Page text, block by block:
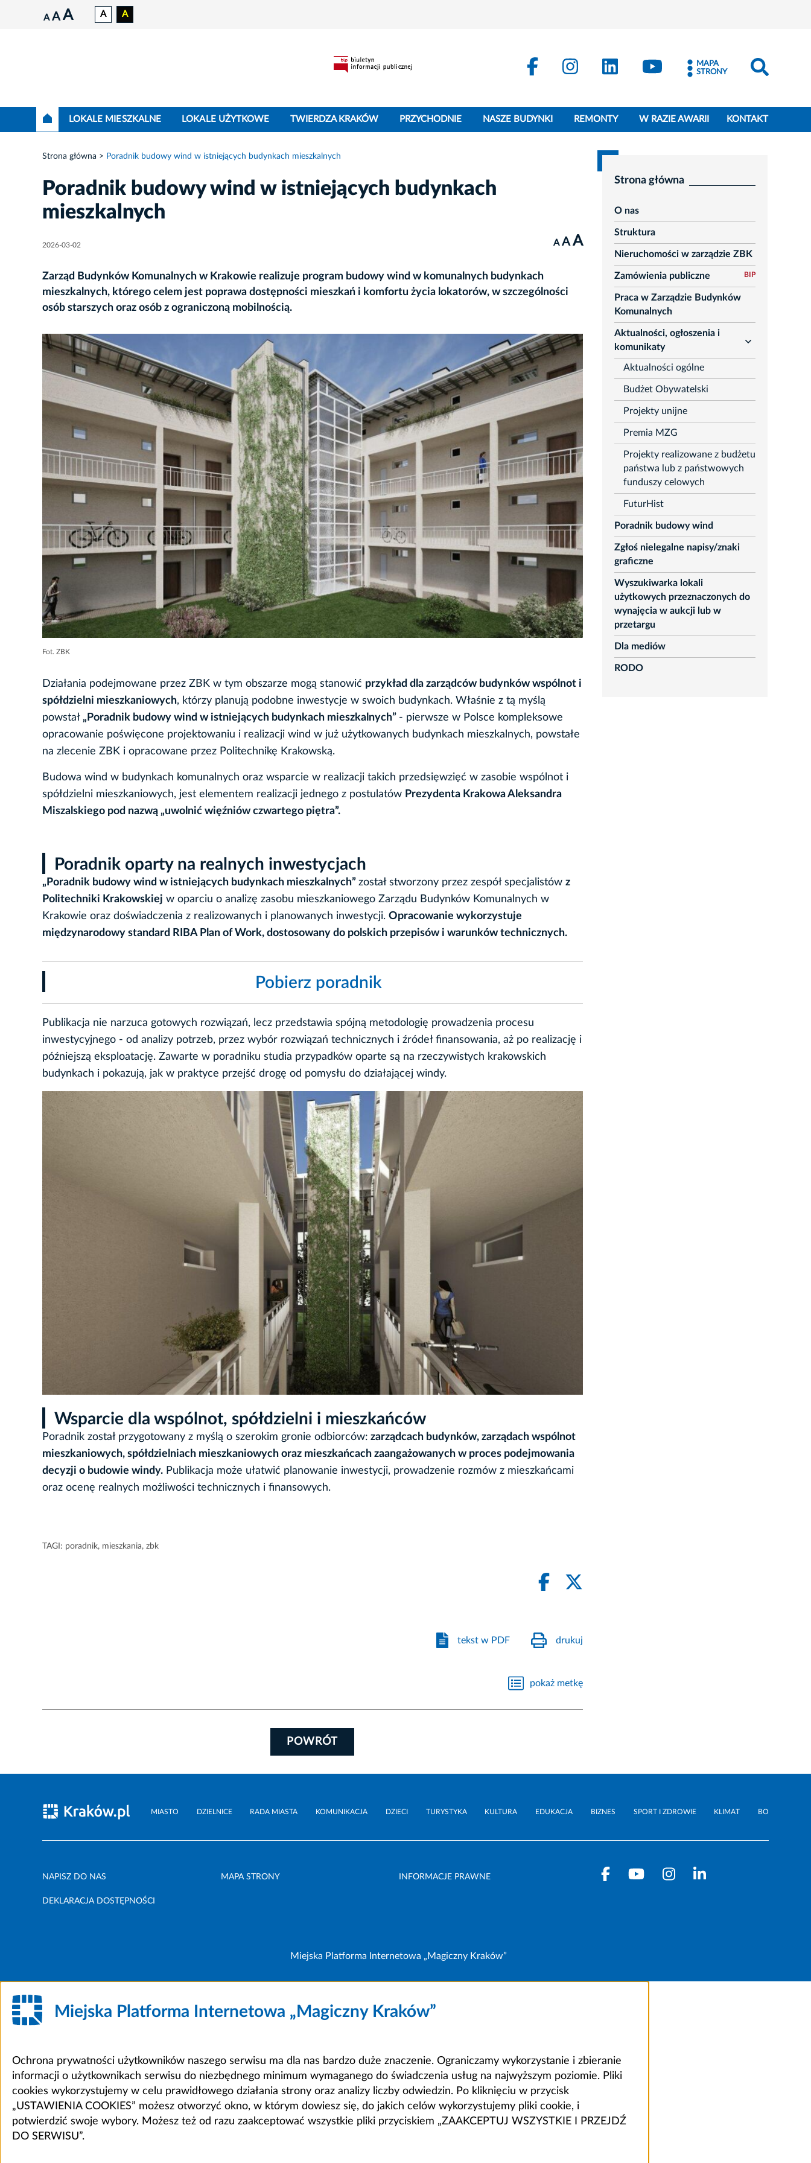
A A A A A
MAPA
STRONY
LOKALE MIESZKALNE LOKALE UŻYTKOWE TWIERDZA KRAKÓW PRZYCHODNIE NASZE BUDYNKI REMONTY W RAZIE AWARII KONTAKT
Strona główna Poradnik budowy wind w istniejących budynkach mieszkalnych
Poradnik budowy wind w istniejących budynkach
mieszkalnych
2026-03-02 A A A
Zarząd Budynków Komunalnych w Krakowie realizuje program budowy wind w komunalnych budynkach
mieszkalnych, którego celem jest poprawa dostępności mieszkań i komfortu życia lokatorów, w szczególności
osób starszych oraz osób z ograniczoną mobilnością.
Fot. ZBK
Działania podejmowane przez ZBK w tym obszarze mogą stanowić przykład dla zarządców budynków wspólnot i
spółdzielni mieszkaniowych, którzy planują podobne inwestycje w swoich budynkach. Właśnie z tą myślą
powstał „Poradnik budowy wind w istniejących budynkach mieszkalnych” - pierwsze w Polsce kompleksowe
opracowanie poświęcone projektowaniu i realizacji wind w już użytkowanych budynkach mieszkalnych, powstałe
na zlecenie ZBK i opracowane przez Politechnikę Krakowską.
Budowa wind w budynkach komunalnych oraz wsparcie w realizacji takich przedsięwzięć w zasobie wspólnot i
spółdzielni mieszkaniowych, jest elementem realizacji jednego z postulatów Prezydenta Krakowa Aleksandra
Miszalskiego pod nazwą „uwolnić więźniów czwartego piętra”.
Poradnik oparty na realnych inwestycjach
„Poradnik budowy wind w istniejących budynkach mieszkalnych” został stworzony przez zespół specjalistów z
Politechniki Krakowskiej w oparciu o analizę zasobu mieszkaniowego Zarządu Budynków Komunalnych w
Krakowie oraz doświadczenia z realizowanych i planowanych inwestycji. Opracowanie wykorzystuje
międzynarodowy standard RIBA Plan of Work, dostosowany do polskich przepisów i warunków technicznych.
Pobierz poradnik
Publikacja nie narzuca gotowych rozwiązań, lecz przedstawia spójną metodologię prowadzenia procesu
inwestycyjnego - od analizy potrzeb, przez wybór rozwiązań technicznych i źródeł finansowania, aż po realizację i
późniejszą eksploatację. Zawarte w poradniku studia przypadków oparte są na rzeczywistych krakowskich
budynkach i pokazują, jak w praktyce przejść drogę od pomysłu do działającej windy.
Wsparcie dla wspólnot, spółdzielni i mieszkańców
Poradnik został przygotowany z myślą o szerokim gronie odbiorców: zarządcach budynków, zarządach wspólnot
mieszkaniowych, spółdzielniach mieszkaniowych oraz mieszkańcach zaangażowanych w proces podejmowania
decyzji o budowie windy. Publikacja może ułatwić planowanie inwestycji, prowadzenie rozmów z mieszkańcami
oraz ocenę realnych możliwości technicznych i finansowych.
TAGI: poradnik, mieszkania, zbk
tekst w PDF drukuj
pokaż metkę
POWRÓT
Strona główna
O nas
Struktura
Nieruchomości w zarządzie ZBK
Zamówienia publiczne BIP
Praca w Zarządzie Budynków
Komunalnych
Aktualności, ogłoszenia i
komunikaty
rozwiń
Aktualności ogólne
Budżet Obywatelski
Projekty unijne
Premia MZG
Projekty realizowane z budżetu
państwa lub z państwowych
funduszy celowych
FuturHist
Poradnik budowy wind
Zgłoś nielegalne napisy/znaki
graficzne
Wyszukiwarka lokali
użytkowych przeznaczonych do
wynajęcia w aukcji lub w
przetargu
Dla mediów
RODO
MIASTO DZIELNICE RADA MIASTA KOMUNIKACJA DZIECI TURYSTYKA KULTURA EDUKACJA BIZNES SPORT I ZDROWIE KLIMAT BO
NAPISZ DO NAS MAPA STRONY INFORMACJE PRAWNE
DEKLARACJA DOSTĘPNOŚCI
Miejska Platforma Internetowa „Magiczny Kraków”
Miejska Platforma Internetowa „Magiczny Kraków”
Ochrona prywatności użytkowników naszego serwisu ma dla nas bardzo duże znaczenie. Ograniczamy wykorzystanie i zbieranie
informacji o użytkownikach serwisu do niezbędnego minimum wymaganego do świadczenia usług na najwyższym poziomie. Pliki
cookies wykorzystujemy w celu prawidłowego działania strony oraz analizy liczby odwiedzin. Po kliknięciu w przycisk
„USTAWIENIA COOKIES” możesz otworzyć okno, w którym dowiesz się, do jakich celów wykorzystujemy pliki cookie, i
potwierdzić swoje wybory. Możesz też od razu zaakceptować wszystkie pliki przyciskiem „ZAAKCEPTUJ WSZYSTKIE I PRZEJDŹ
DO SERWISU”.